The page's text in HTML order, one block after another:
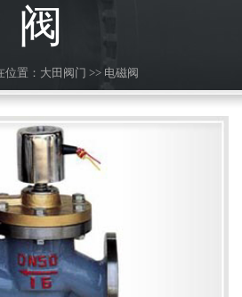
阀
置： 大田阀门 >> 电磁阀